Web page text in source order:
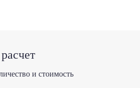
и стоимость